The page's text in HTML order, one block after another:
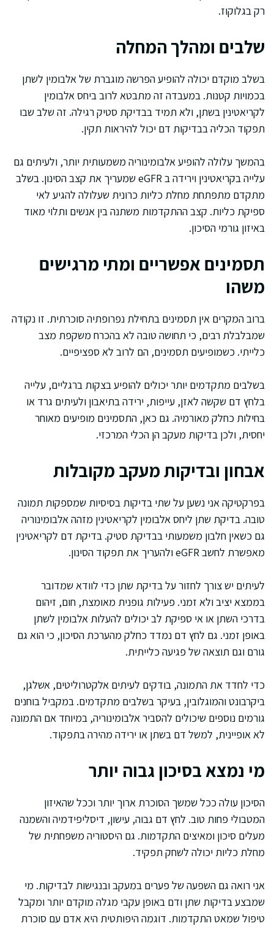
רק בגלוקוז.
שלבים ומהלך המחלה
בשלב מוקדם יכולה להופיע הפרשה מוגברת של אלבומין לשתן
בכמויות קטנות. במעבדה זה מתבטא לרוב ביחס אלבומין
לקריאטינין בשתן, ולא תמיד בבדיקת סטיק רגילה. זה שלב שבו
תפקוד הכליה בבדיקות דם יכול להיראות תקין.
בהמשך עלולה להופיע אלבומינוריה משמעותית יותר, ולעיתים גם
עלייה בקריאטינין וירידה ב eGFR שמעריך את קצב הסינון. בשלב
מתקדם מתפתחת מחלת כליות כרונית שעלולה להגיע לאי
ספיקת כליות. קצב ההתקדמות משתנה בין אנשים ותלוי מאוד
באיזון גורמי הסיכון.
תסמינים אפשריים ומתי מרגישים
משהו
ברוב המקרים אין תסמינים בתחילת נפרופתיה סוכרתית. זו נקודה
שמבלבלת רבים, כי תחושה טובה לא בהכרח משקפת מצב
כלייתי. כשמופיעים תסמינים, הם לרוב לא ספציפיים.
בשלבים מתקדמים יותר יכולים להופיע בצקות ברגליים, עלייה
בלחץ דם שקשה לאזן, עייפות, ירידה בתיאבון ולעיתים גרד או
בחילות כחלק מאורמיה. גם כאן, התסמינים מופיעים מאוחר
יחסית, ולכן בדיקות מעקב הן הכלי המרכזי.
אבחון ובדיקות מעקב מקובלות
בפרקטיקה אני נשען על שתי בדיקות בסיסיות שמספקות תמונה
טובה. בדיקת שתן ליחס אלבומין לקריאטינין מזהה אלבומינוריה
גם כשאין חלבון משמעותי בבדיקת סטיק. בדיקת דם לקריאטינין
מאפשרת לחשב eGFR ולהעריך את תפקוד הסינון.
לעיתים יש צורך לחזור על בדיקת שתן כדי לוודא שמדובר
בממצא יציב ולא זמני. פעילות גופנית מאומצת, חום, זיהום
בדרכי השתן או אי ספיקת לב יכולים להעלות אלבומין לשתן
באופן זמני. גם לחץ דם נמדד כחלק מהערכת הסיכון, כי הוא גם
גורם וגם תוצאה של פגיעה כלייתית.
כדי לחדד את התמונה, בודקים לעיתים אלקטרוליטים, אשלגן,
ביקרבונט והמוגלובין, בעיקר בשלבים מתקדמים. במקביל בוחנים
גורמים נוספים שיכולים להסביר אלבומינוריה, במיוחד אם התמונה
לא אופיינית, למשל דם בשתן או ירידה מהירה בתפקוד.
מי נמצא בסיכון גבוה יותר
הסיכון עולה ככל שמשך הסוכרת ארוך יותר וככל שהאיזון
המטבולי פחות טוב. לחץ דם גבוה, עישון, דיסליפידמיה והשמנה
מעלים סיכון ומאיצים התקדמות. גם היסטוריה משפחתית של
מחלת כליות יכולה לשחק תפקיד.
אני רואה גם השפעה של פערים במעקב ובנגישות לבדיקות. מי
שמבצע בדיקות שתן ודם באופן עקבי מגלה מוקדם יותר ומקבל
טיפול שמאט התקדמות. דוגמה היפותטית היא אדם עם סוכרת